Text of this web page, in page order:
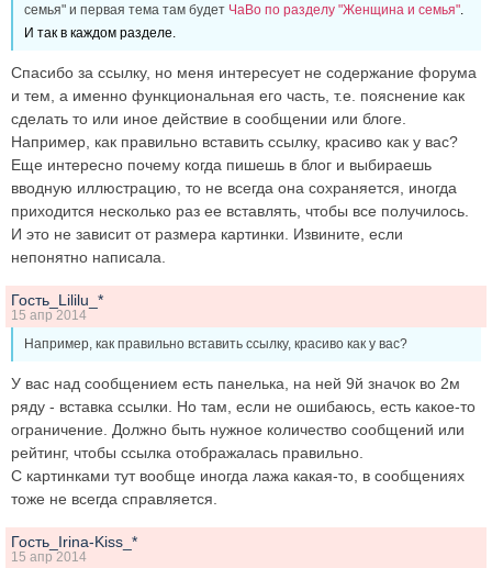
семья" и первая тема там будет ЧаВо по разделу "Женщина и семья"
И так в каждом разделе.
Спасибо за ссылку, но меня интересует не содержание форума
и тем, а именно функциональная его часть, т.е. пояснение как
сделать то или иное действие в сообщении или блоге.
Например, как правильно вставить ссылку, красиво как у вас?
Еще интересно почему когда пишешь в блог и выбираешь
вводную иллюстрацию, то не всегда она сохраняется, иногда
приходится несколько раз ее вставлять, чтобы все получилось.
И это не зависит от размера картинки. Извините, если
непонятно написала.
Гость_Lililu_*
15 апр 2014
Например, как правильно вставить ссылку, красиво как у вас?
У вас над сообщением есть панелька, на ней 9й значок во 2м
ряду - вставка ссылки. Но там, если не ошибаюсь, есть какое-то
ограничение. Должно быть нужное количество сообщений или
рейтинг, чтобы ссылка отображалась правильно.
С картинками тут вообще иногда лажа какая-то, в сообщениях
тоже не всегда справляется.
Гость_Irina-Kiss_*
15 апр 2014